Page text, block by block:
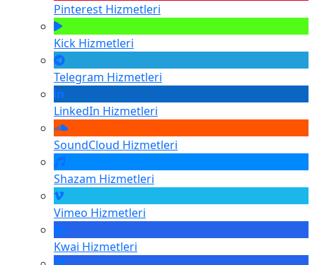
Pinterest Hizmetleri
Kick Hizmetleri
Telegram Hizmetleri
LinkedIn Hizmetleri
SoundCloud Hizmetleri
Shazam Hizmetleri
Vimeo Hizmetleri
Kwai Hizmetleri